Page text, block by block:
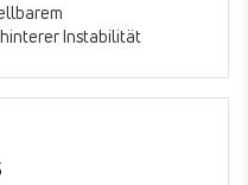
Instabilität